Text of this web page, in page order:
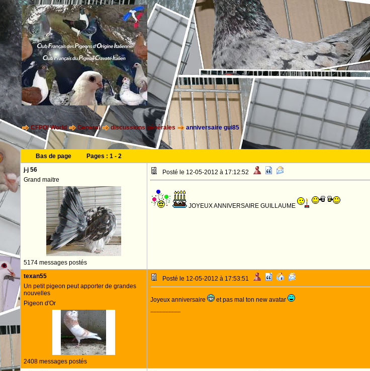
CFPOI World General discussions générales anniversaire gui85
Bas de page Pages : 1- 2
j-j 56
Grand maitre
5174 messages postés
Posté le 12-05-2012 à 17:12:52
JOYEUX ANNIVERSAIRE GUILLAUME
texan55
Un petit pigeon peut apporter de grandes
nouvelles
Pigeon d'Or
2408 messages postés
Posté le 12-05-2012 à 17:53:51
Joyeux anniversaire et pas mal ton new avatar
--------------------